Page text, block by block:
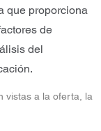
que proporciona
de
del
vistas a la oferta, la